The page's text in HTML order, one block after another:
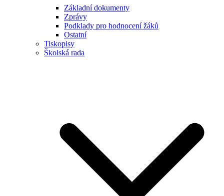
Základní dokumenty
Zprávy
Podklady pro hodnocení žáků
Ostatní
Tiskopisy
Školská rada